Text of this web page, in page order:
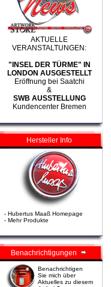
AKTUELLE
VERANSTALTUNGEN:
"INSEL DER TÜRME" IN
LONDON AUSGESTELLT
Eröffnung bei Saatchi
&
SWB AUSSTELLUNG
Kundencenter Bremen
Hersteller Info
- Hubertus Maaß Homepage
- Mehr Produkte
Benachrichtigungen
Benachrichtigen
Sie mich über
Aktuelles zu diesem